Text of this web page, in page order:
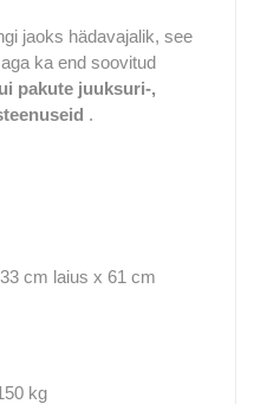
jaoks hädavajalik, see
ka end soovitud
pakute juuksuri-,
.
cm laius x 61 cm
kg